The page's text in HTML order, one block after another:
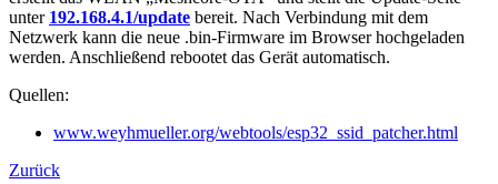
unter 192.168.4.1/update bereit. Nach Verbindung mit dem
Netzwerk kann die neue .bin-Firmware im Browser hochgeladen
werden. Anschließend rebootet das Gerät automatisch.
Quellen:
www.weyhmueller.org/webtools/esp32_ssid_patcher.html
Zurück